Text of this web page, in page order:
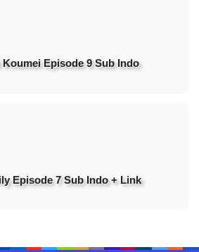
Episode 9 Sub Indo
Episode 7 Sub Indo + Link